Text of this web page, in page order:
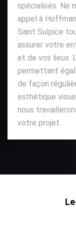
spécialisés. Ne
appel à
Saint Sulpice
assurer votre
et de vos lieux.
permettant
de façon
esthétique
nous
votre projet.